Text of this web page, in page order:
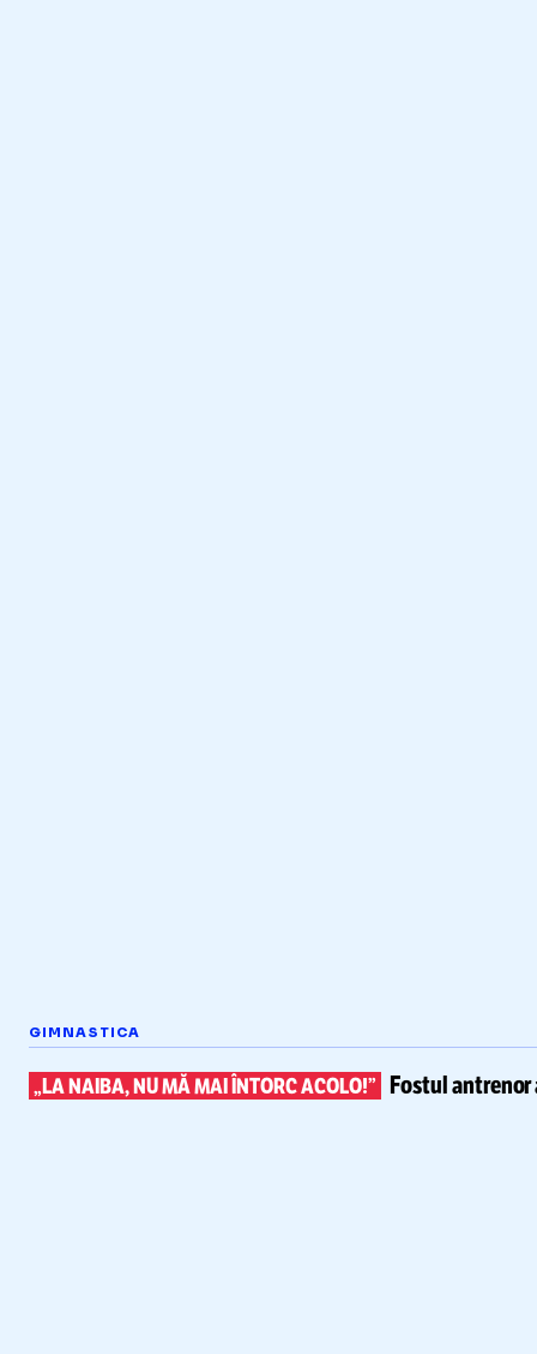
GIMNASTICA
„LA NAIBA, NU MĂ MAI ÎNTORC ACOLO!” Fostul